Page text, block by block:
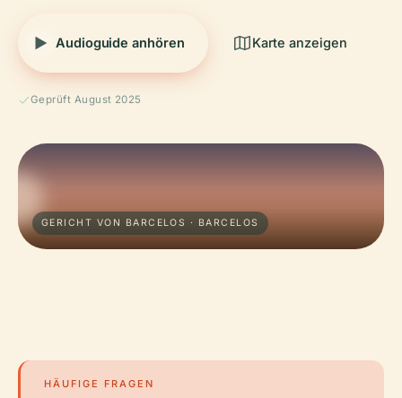
Audioguide anhören Karte anzeigen
Geprüft August 2025
GERICHT VON BARCELOS · BARCELOS
HÄUFIGE FRAGEN